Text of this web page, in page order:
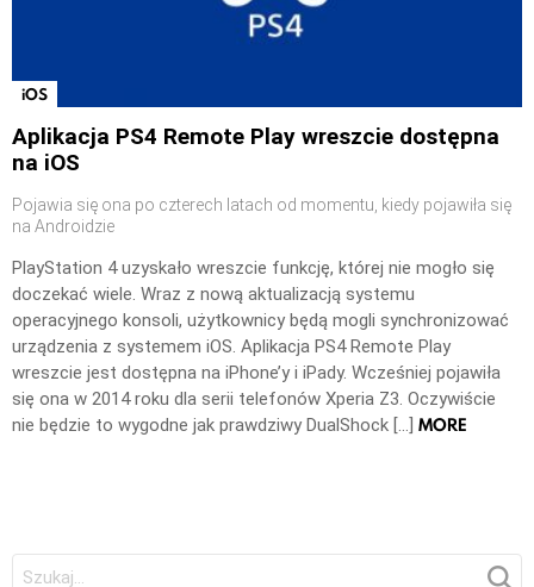
iOS
Aplikacja PS4 Remote Play wreszcie dostępna
na iOS
Pojawia się ona po czterech latach od momentu, kiedy pojawiła się
na Androidzie
PlayStation 4 uzyskało wreszcie funkcję, której nie mogło się
doczekać wiele. Wraz z nową aktualizacją systemu
operacyjnego konsoli, użytkownicy będą mogli synchronizować
urządzenia z systemem iOS. Aplikacja PS4 Remote Play
wreszcie jest dostępna na iPhone’y i iPady. Wcześniej pojawiła
się ona w 2014 roku dla serii telefonów Xperia Z3. Oczywiście
nie będzie to wygodne jak prawdziwy DualShock […] MORE